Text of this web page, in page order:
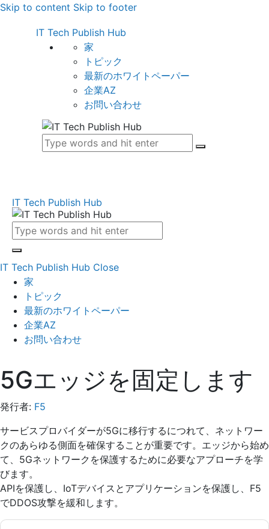
Skip to content Skip to footer
IT Tech Publish Hub
家
トピック
最新のホワイトペーパー
企業AZ
お問い合わせ
IT Tech Publish Hub
IT Tech Publish Hub Close
家
トピック
最新のホワイトペーパー
企業AZ
お問い合わせ
5Gエッジを固定します
発行者: F5
サービスプロバイダーが5Gに移行するにつれて、ネットワー
クのあらゆる側面を確保することが重要です。エッジから始め
て、5Gネットワ​​ークを保護するために必要なアプローチを学
びます。
APIを保護し、IoTデバイスとアプリケーションを保護し、F5
でDDOS攻撃を緩和します。